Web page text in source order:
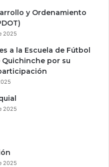
y Ordenamiento
2025
a la Escuela de Fútbol
Quichinche por su
2025
2025